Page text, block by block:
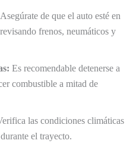
Asegúrate de que el auto esté en
frenos, neumáticos y
Es recomendable detenerse a
combustible a mitad de
las condiciones climáticas
el trayecto.